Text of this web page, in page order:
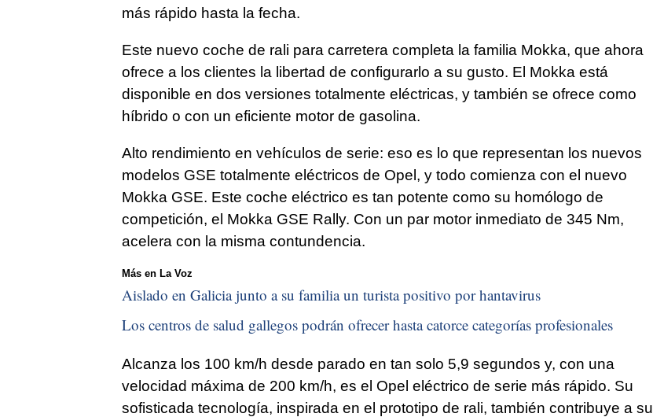
más rápido hasta la fecha.
Este nuevo coche de rali para carretera completa la familia Mokka, que ahora
ofrece a los clientes la libertad de configurarlo a su gusto. El Mokka está
disponible en dos versiones totalmente eléctricas, y también se ofrece como
híbrido o con un eficiente motor de gasolina.
Alto rendimiento en vehículos de serie: eso es lo que representan los nuevos
modelos GSE totalmente eléctricos de Opel, y todo comienza con el nuevo
Mokka GSE. Este coche eléctrico es tan potente como su homólogo de
competición, el Mokka GSE Rally. Con un par motor inmediato de 345 Nm,
acelera con la misma contundencia.
Más en La Voz
Aislado en Galicia junto a su familia un turista positivo por hantavirus
Los centros de salud gallegos podrán ofrecer hasta catorce categorías profesionales
Alcanza los 100 km/h desde parado en tan solo 5,9 segundos y, con una
velocidad máxima de 200 km/h, es el Opel eléctrico de serie más rápido. Su
sofisticada tecnología, inspirada en el prototipo de rali, también contribuye a su